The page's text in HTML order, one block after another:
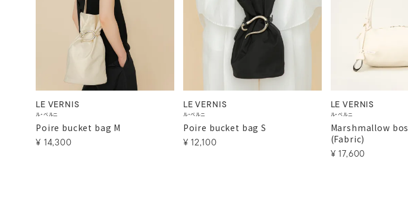
LE VERNIS
ル・ベルニ
Poire bucket bag M
¥ 14,300
LE VERNIS
ル・ベルニ
Poire bucket bag S
¥ 12,100
LE VERNIS
ル・ベルニ
Marshmallow
(Fabric)
¥ 17,600